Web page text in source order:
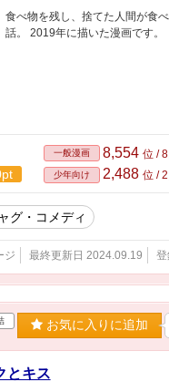
食べ物を残し、捨てた人間が食
話。 2019年に描いた漫画です。
一般漫画 8,554 位 /
少年向け 2,488 位 /
グ・コメディ
ジ 最終更新日 2024.09.19
お気に入りに追加
とキス